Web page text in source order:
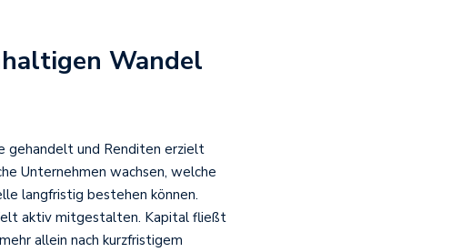
Wandel
gehandelt und Renditen erzielt
Unternehmen wachsen, welche
langfristig bestehen können.
aktiv mitgestalten. Kapital fließt
allein nach kurzfristigem